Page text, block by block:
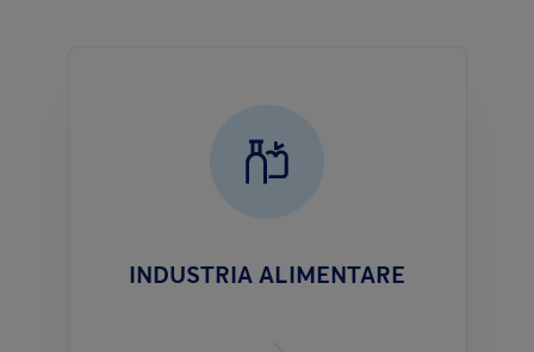
INDUSTRIA ALIMENTARE